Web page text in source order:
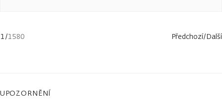
1 /1580 Předchozí/Další
UPOZORNĚNÍ